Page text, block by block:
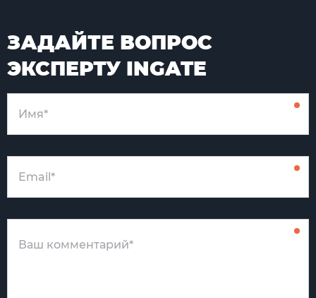
ЗАДАЙТЕ ВОПРОС
ЭКСПЕРТУ INGATE